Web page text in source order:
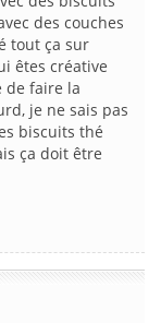
des couches
tout ça sur
êtes créative
de faire la
je ne sais pas
biscuits thé
ça doit être